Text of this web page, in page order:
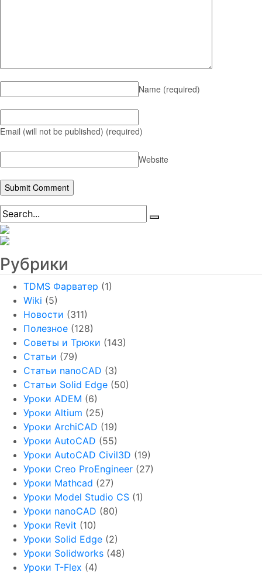
Name (required)
Email (will not be published) (required)
Website
Рубрики
TDMS Фарватер (1)
Wiki (5)
Новости (311)
Полезное (128)
Советы и Трюки (143)
Статьи (79)
Статьи nanoCAD (3)
Статьи Solid Edge (50)
Уроки ADEM (6)
Уроки Altium (25)
Уроки ArchiCAD (19)
Уроки AutoCAD (55)
Уроки AutoCAD Civil3D (19)
Уроки Creo ProEngineer (27)
Уроки Mathcad (27)
Уроки Model Studio CS (1)
Уроки nanoCAD (80)
Уроки Revit (10)
Уроки Solid Edge (2)
Уроки Solidworks (48)
Уроки T-Flex (4)